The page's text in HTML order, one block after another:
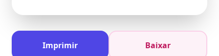
Imprimir Baixar